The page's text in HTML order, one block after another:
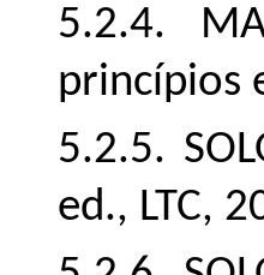
5.2.4.
princípios
5.2.5.
ed., LTC,